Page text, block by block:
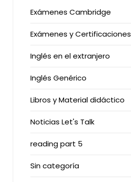
Exámenes Cambridge
Exámenes y Certificaciones
Inglés en el extranjero
Inglés Genérico
Libros y Material didáctico
Noticias Let's Talk
reading part 5
Sin categoría